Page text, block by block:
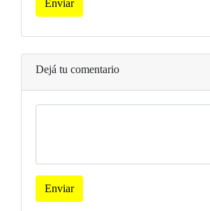
Enviar
Dejá tu comentario
Enviar